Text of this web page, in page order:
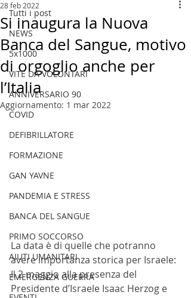
Tutti i post
NEWS
5x1000
VITE DA VOLONTARI
ANNIVERSARIO 90
COVID
DEFIBRILLATORE
FORMAZIONE
GAN YAVNE
PANDEMIA E STRESS
BANCA DEL SANGUE
PRIMO SOCCORSO
AIUTI UMANITARI
EMERGENZA GUERRA
Si inaugura la Nuova
Banca del Sangue, motivo
di orgoglio anche per
l’Italia
28 feb 2022
Aggiornamento: 1 mar 2022
La data è di quelle che potranno
avere importanza storica per Israele:
Il 2 maggio alla presenza del
Presidente d’Israele Isaac Herzog e